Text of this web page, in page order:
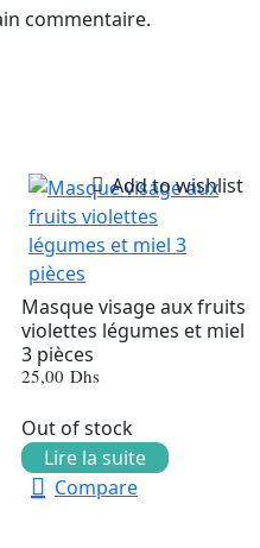
commentaire.
Add to wishlist
Masque visage aux fruits
violettes légumes et miel
3 pièces
25,00 Dhs
Out of stock
Lire la suite
Compare